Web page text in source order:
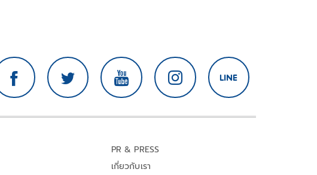
PR & PRESS
เกี่ยวกับเรา